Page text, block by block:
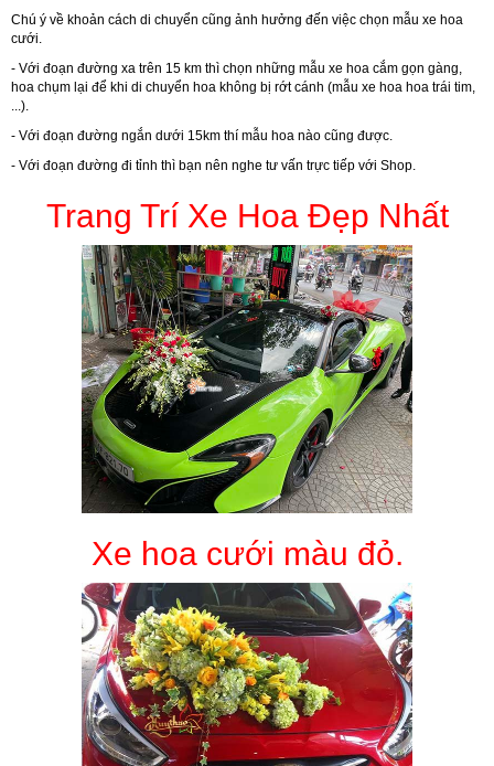
Chú ý về khoản cách di chuyển cũng ảnh hưởng đến việc chọn mẫu xe hoa
cưới.
- Với đoạn đường xa trên 15 km thì chọn những mẫu xe hoa cắm gọn gàng,
hoa chụm lại để khi di chuyển hoa không bị rớt cánh (mẫu xe hoa hoa trái tim,
...).
- Với đoạn đường ngắn dưới 15km thí mẫu hoa nào cũng được.
- Với đoạn đường đi tỉnh thì bạn nên nghe tư vấn trực tiếp với Shop.
Trang Trí Xe Hoa Đẹp Nhất
Xe hoa cưới màu đỏ.